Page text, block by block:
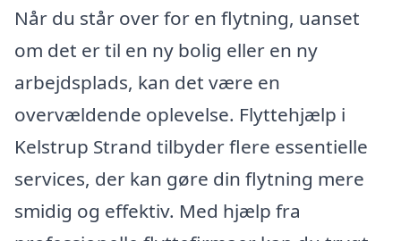
Når du står over for en flytning, uanset
om det er til en ny bolig eller en ny
arbejdsplads, kan det være en
overvældende oplevelse. Flyttehjælp i
Kelstrup Strand tilbyder flere essentielle
services, der kan gøre din flytning mere
smidig og effektiv. Med hjælp fra